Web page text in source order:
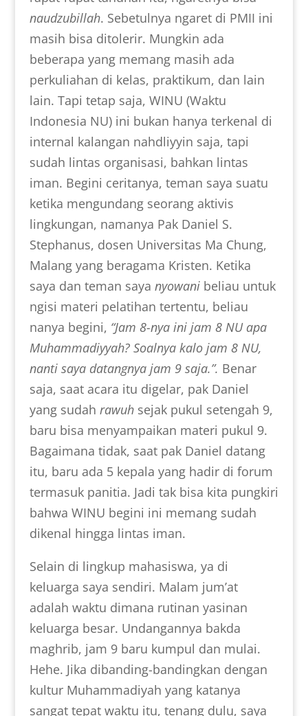
naudzubillah. Sebetulnya ngaret di PMII ini
masih bisa ditolerir. Mungkin ada
beberapa yang memang masih ada
perkuliahan di kelas, praktikum, dan lain
lain. Tapi tetap saja, WINU (Waktu
Indonesia NU) ini bukan hanya terkenal di
internal kalangan nahdliyyin saja, tapi
sudah lintas organisasi, bahkan lintas
iman. Begini ceritanya, teman saya suatu
ketika mengundang seorang aktivis
lingkungan, namanya Pak Daniel S.
Stephanus, dosen Universitas Ma Chung,
Malang yang beragama Kristen. Ketika
saya dan teman saya nyowanibeliau untuk
ngisi materi pelatihan tertentu, beliau
nanya begini, “Jam 8-nya ini jam 8 NU apa
Muhammadiyyah? Soalnya kalo jam 8 NU,
nanti saya datangnya jam 9 saja.”. Benar
saja, saat acara itu digelar, pak Daniel
yang sudah rawuhsejak pukul setengah 9,
baru bisa menyampaikan materi pukul 9.
Bagaimana tidak, saat pak Daniel datang
itu, baru ada 5 kepala yang hadir di forum
termasuk panitia. Jadi tak bisa kita pungkiri
bahwa WINU begini ini memang sudah
dikenal hingga lintas iman.
Selain di lingkup mahasiswa, ya di
keluarga saya sendiri. Malam jum’at
adalah waktu dimana rutinan yasinan
keluarga besar. Undangannya bakda
maghrib, jam 9 baru kumpul dan mulai.
Hehe. Jika dibanding-bandingkan dengan
kultur Muhammadiyah yang katanya
sangat tepat waktu itu, tenang dulu, saya